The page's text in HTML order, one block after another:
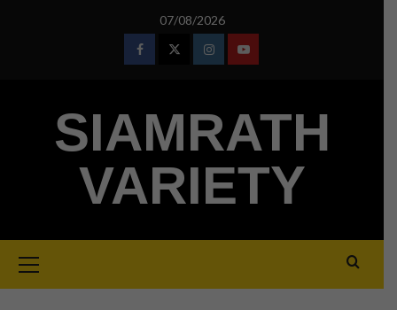
07/08/2026
FacebookTwitterInstagramYoutube
SIAMRATH
VARIETY
Menu